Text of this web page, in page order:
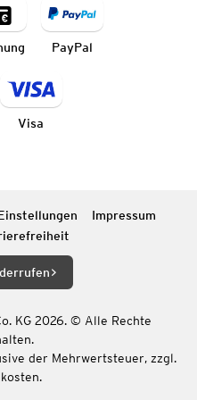
PayPal
Visa
Impressum
KG 2026. © Alle Rechte
der Mehrwertsteuer, zzgl.